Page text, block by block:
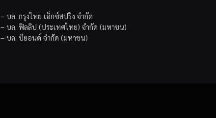
– บล. กรุงไทย เอ็กซ์สปริง จำกัด
– บล. ฟิลลิป (ประเทศไทย) จำกัด (มหาชน)
– บล. บียอนด์ จำกัด (มหาชน)